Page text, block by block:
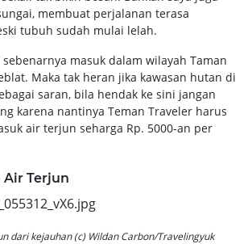
membuat perjalanan terasa
tubuh sudah mulai lelah.
masuk dalam wilayah Taman
Maka tak heran jika kawasan hutan di
saran, bila hendak ke sini jangan
karena nantinya Teman Traveler harus
air terjun seharga Rp. 5000-an per
Air Terjun
dari kejauhan (c) Wildan Carbon/Travelingyuk